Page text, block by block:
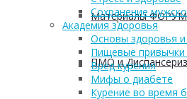
Материалы
ПМО и
Сохранение
Академия здоровья
Основы здоровья
Пищевые привычки
Вред курения
Мифы о диабете
Курение во время